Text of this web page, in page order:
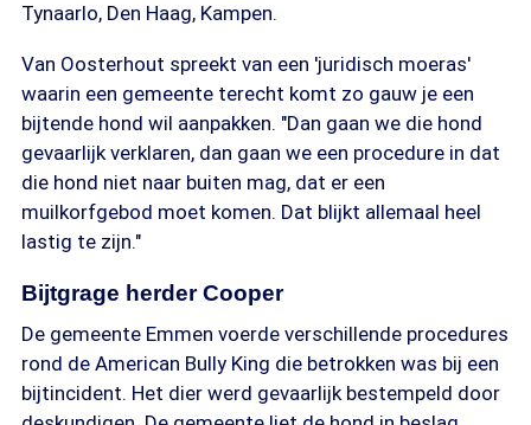
Tynaarlo, Den Haag, Kampen.
Van Oosterhout spreekt van een 'juridisch moeras'
waarin een gemeente terecht komt zo gauw je een
bijtende hond wil aanpakken. "Dan gaan we die hond
gevaarlijk verklaren, dan gaan we een procedure in dat
die hond niet naar buiten mag, dat er een
muilkorfgebod moet komen. Dat blijkt allemaal heel
lastig te zijn."
Bijtgrage herder Cooper
De gemeente Emmen voerde verschillende procedures
rond de American Bully King die betrokken was bij een
bijtincident. Het dier werd gevaarlijk bestempeld door